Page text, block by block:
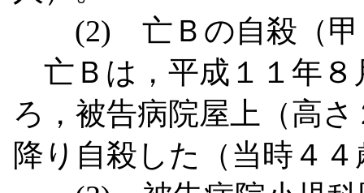
(2) 亡Ｂの自殺（甲
亡Ｂは，平成１１年８
ろ，被告病院屋上（高
降り自殺した（当時４４